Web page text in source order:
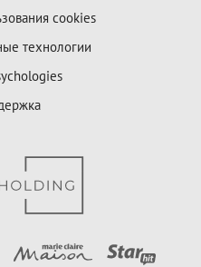
cookies
технологии